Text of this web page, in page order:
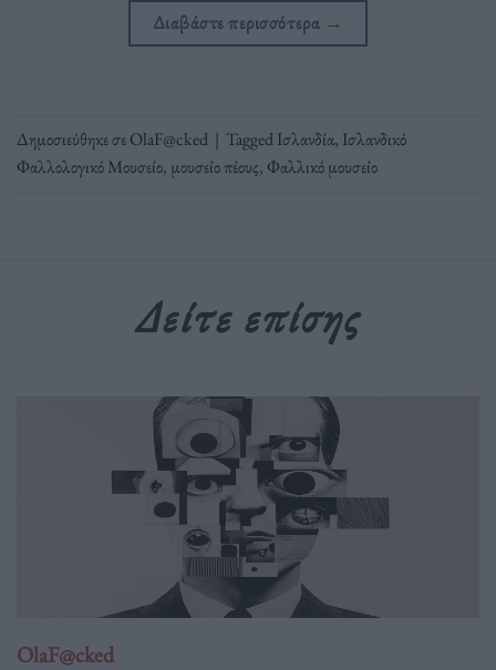
Διαβάστε περισσότερα →
Δημοσιεύθηκε σεOlaF@cked | TaggedΙσλανδία, Ισλανδικό
Φαλλολογικό Μουσείο, μουσείο πέους, Φαλλικό μουσείο
Δείτε επίσης
OlaF@cked